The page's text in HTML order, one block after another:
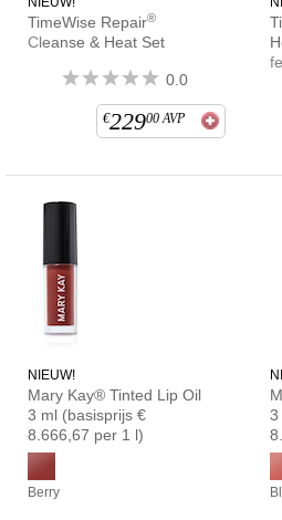
TimeWise Repair®
Cleanse & Heat Set
0.0
€22900 AVP
NIEUW!
Mary Kay® Tinted Lip Oil
3 ml (basisprijs €
8.666,67 per 1 l)
Berry
3